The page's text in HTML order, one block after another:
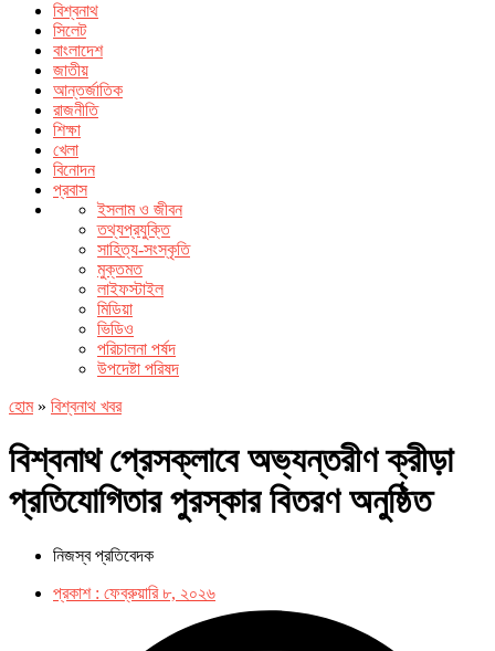
বিশ্বনাথ
সিলেট
বাংলাদেশ
জাতীয়
আন্তর্জাতিক
রাজনীতি
শিক্ষা
খেলা
বিনোদন
প্রবাস
ইসলাম ও জীবন
তথ্যপ্রযুক্তি
সাহিত্য-সংস্কৃতি
মুক্তমত
লাইফস্টাইল
মিডিয়া
ভিডিও
পরিচালনা পর্ষদ
উপদেষ্টা পরিষদ
হোম» বিশ্বনাথ খবর
বিশ্বনাথ প্রেসক্লাবে অভ্যন্তরীণ ক্রীড়া
প্রতিযোগিতার পুরস্কার বিতরণ অনুষ্ঠিত
নিজস্ব প্রতিবেদক
প্রকাশ : ফেব্রুয়ারি ৮, ২০২৬